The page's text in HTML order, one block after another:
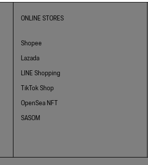
ONLINE STORES
Shopee
Lazada
LINE Shopping
TikTok Shop
OpenSea NFT
SASOM